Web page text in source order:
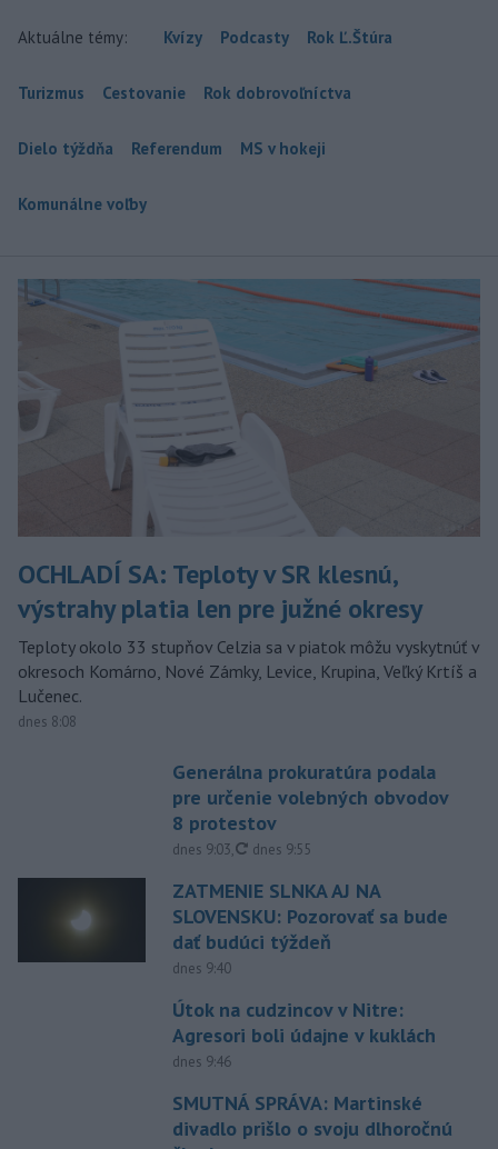
Aktuálne témy: Kvízy Podcasty Rok Ľ.Štúra
Turizmus Cestovanie Rok dobrovoľníctva
Dielo týždňa Referendum MS v hokeji
Komunálne voľby
OCHLADÍ SA: Teploty v SR klesnú,
výstrahy platia len pre južné okresy
Teploty okolo 33 stupňov Celzia sa v piatok môžu vyskytnúť v
okresoch Komárno, Nové Zámky, Levice, Krupina, Veľký Krtíš a
Lučenec.
dnes 8:08
Generálna prokuratúra podala
pre určenie volebných obvodov
8 protestov
dnes 9:03, aktualizované
dnes 9:55
ZATMENIE SLNKA AJ NA
SLOVENSKU: Pozorovať sa bude
dať budúci týždeň
dnes 9:40
Útok na cudzincov v Nitre:
Agresori boli údajne v kuklách
dnes 9:46
SMUTNÁ SPRÁVA: Martinské
divadlo prišlo o svoju dlhoročnú